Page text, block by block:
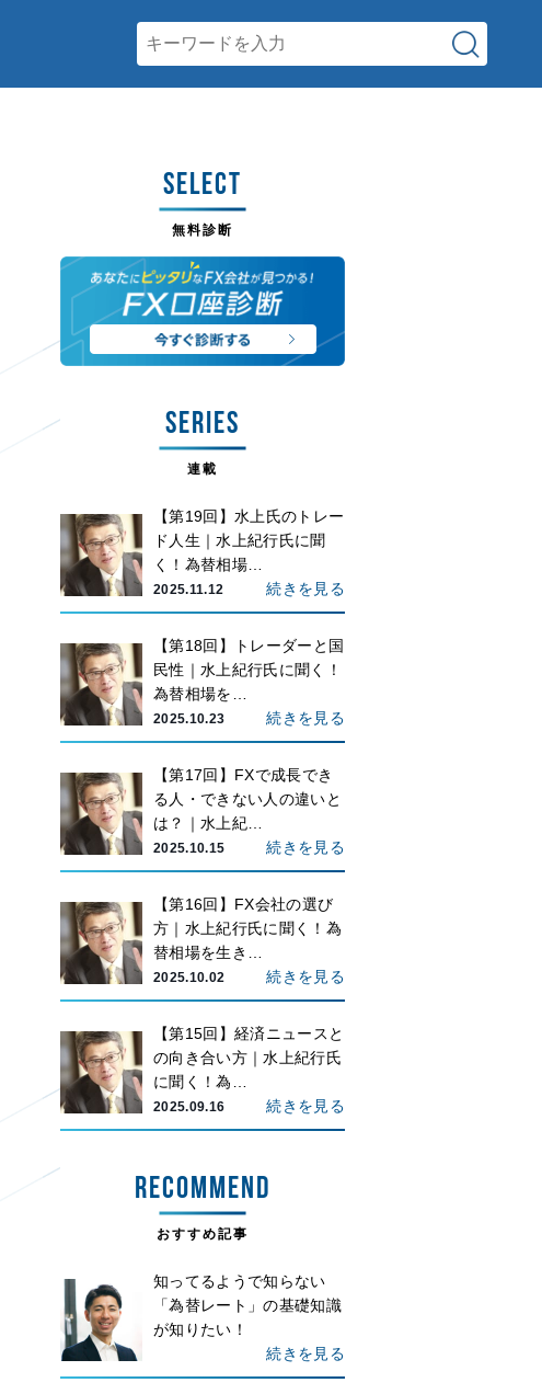
SELECT
無料診断
SERIES
連載
【第19回】水上氏のトレー
ド人生｜水上紀行氏に聞
く！為替相場…
2025.11.12 続きを見る
【第18回】トレーダーと国
民性｜水上紀行氏に聞く！
為替相場を…
2025.10.23 続きを見る
【第17回】FXで成長でき
る人・できない人の違いと
は？｜水上紀…
2025.10.15 続きを見る
【第16回】FX会社の選び
方｜水上紀行氏に聞く！為
替相場を生き…
2025.10.02 続きを見る
【第15回】経済ニュースと
の向き合い方｜水上紀行氏
に聞く！為…
2025.09.16 続きを見る
RECOMMEND
おすすめ記事
知ってるようで知らない
「為替レート」の基礎知識
が知りたい！
続きを見る